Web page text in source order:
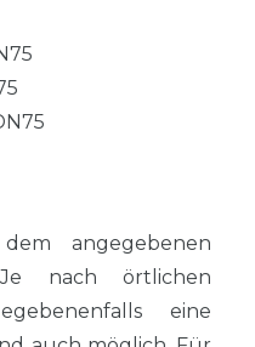
angegebenen
nach örtlichen
eine